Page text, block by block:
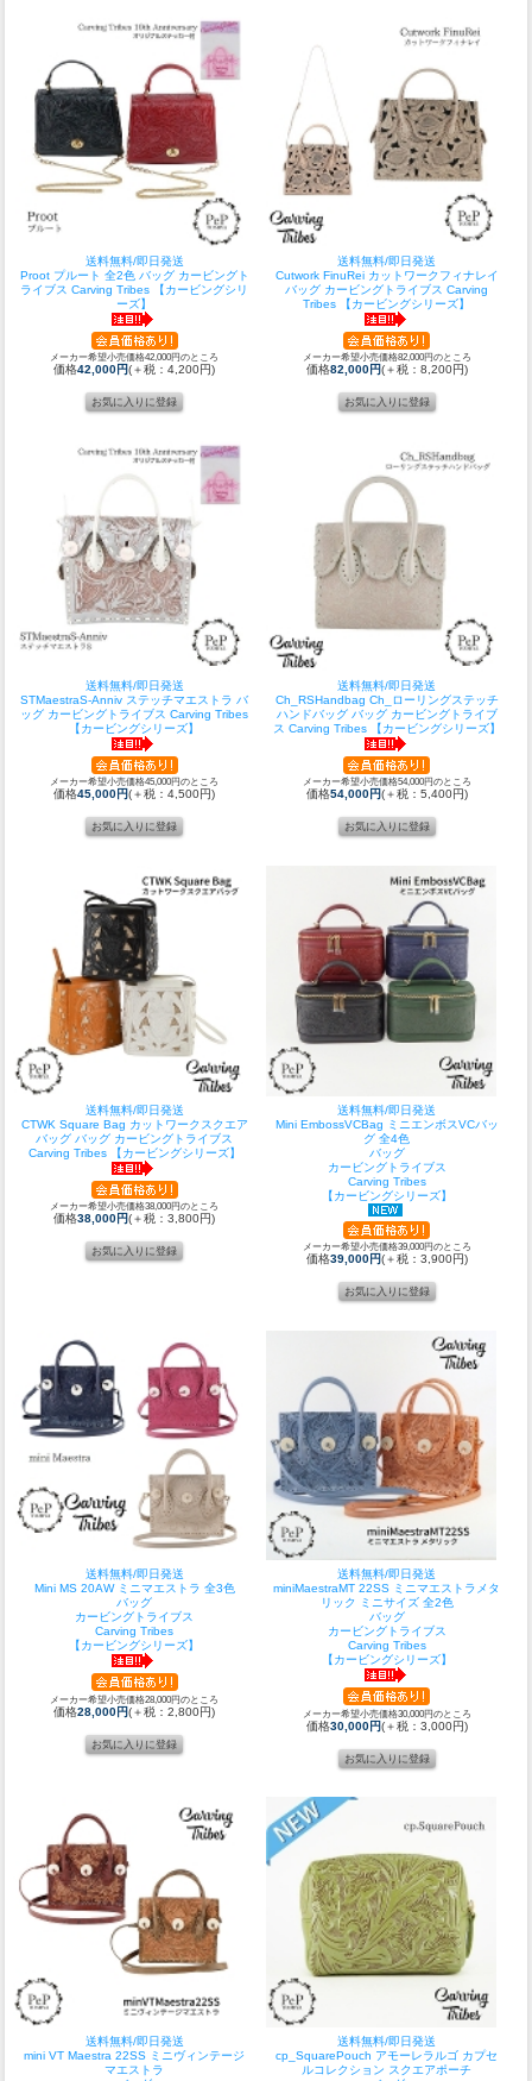
送料無料/即日発送
Proot プルート 全2色 バッグ カービングト
ライブス Carving Tribes 【カービングシリ
ーズ】
メーカー希望小売価格42,000円のところ
価格42,000円(＋税：4,200円)
送料無料/即日発送
Cutwork FinuRei カットワークフィナレイ
バッグ カービングトライブス Carving
Tribes 【カービングシリーズ】
メーカー希望小売価格82,000円のところ
価格82,000円(＋税：8,200円)
送料無料/即日発送
STMaestraS-Anniv ステッチマエストラ バ
ッグ カービングトライブス Carving Tribes
【カービングシリーズ】
メーカー希望小売価格45,000円のところ
価格45,000円(＋税：4,500円)
送料無料/即日発送
Ch_RSHandbag Ch_ローリングステッチ
ハンドバッグ バッグ カービングトライブ
ス Carving Tribes 【カービングシリーズ】
メーカー希望小売価格54,000円のところ
価格54,000円(＋税：5,400円)
送料無料/即日発送
CTWK Square Bag カットワークスクエア
バッグ バッグ カービングトライブス
Carving Tribes 【カービングシリーズ】
メーカー希望小売価格38,000円のところ
価格38,000円(＋税：3,800円)
送料無料/即日発送
Mini EmbossVCBag ミニエンボスVCバッ
グ 全4色
バッグ
カービングトライブス
Carving Tribes
【カービングシリーズ】
メーカー希望小売価格39,000円のところ
価格39,000円(＋税：3,900円)
送料無料/即日発送
Mini MS 20AW ミニマエストラ 全3色
バッグ
カービングトライブス
Carving Tribes
【カービングシリーズ】
メーカー希望小売価格28,000円のところ
価格28,000円(＋税：2,800円)
送料無料/即日発送
miniMaestraMT 22SS ミニマエストラメタ
リック ミニサイズ 全2色
バッグ
カービングトライブス
Carving Tribes
【カービングシリーズ】
メーカー希望小売価格30,000円のところ
価格30,000円(＋税：3,000円)
送料無料/即日発送
mini VT Maestra 22SS ミニヴィンテージ
マエストラ
送料無料/即日発送
cp_SquarePouch アモーレラルゴ カプセ
ルコレクション スクエアポーチ